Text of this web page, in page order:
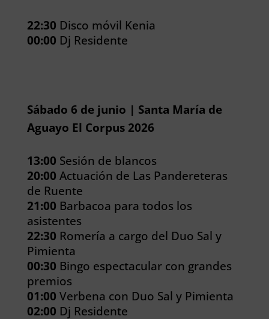
22:30 Disco móvil Kenia
00:00 Dj Residente
Sábado 6 de junio | Santa María de
Aguayo El Corpus 2026
13:00 Sesión de blancos
20:00 Actuación de Las Pandereteras
de Ruente
21:00 Barbacoa para todos los
asistentes
22:30 Romería a cargo del Duo Sal y
Pimienta
00:30 Bingo espectacular con grandes
premios
01:00 Verbena con Duo Sal y Pimienta
02:00 Dj Residente